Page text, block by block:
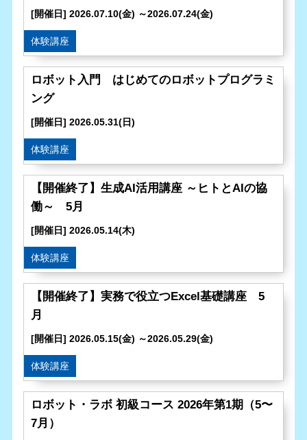
[開催日] 2026.07.10(金) ～2026.07.24(金)
体験講座
ロボット入門 はじめてのロボットプログラミ
ング
[開催日] 2026.05.31(日)
体験講座
【開催終了】生成AI活用講座 ～ヒトとAIの協
働～ 5月
[開催日] 2026.05.14(木)
体験講座
【開催終了】実務で役立つExcel基礎講座 5
月
[開催日] 2026.05.15(金) ～2026.05.29(金)
体験講座
ロボット・ラボ 初級コース 2026年第1期（5〜
7月）